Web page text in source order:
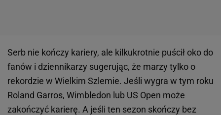
Serb nie kończy kariery, ale kilkukrotnie puścił oko do
fanów i dziennikarzy sugerując, że marzy tylko o
rekordzie w Wielkim Szlemie. Jeśli wygra w tym roku
Roland Garros, Wimbledon lub US Open może
zakończyć karierę. A jeśli ten sezon skończy bez